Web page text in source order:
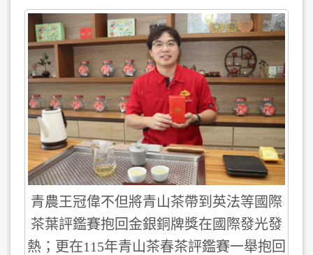
青農王冠偉不但將青山茶帶到英法等國際
茶葉評鑑賽抱回金銀銅牌獎在國際發光發
熱；更在115年青山茶春茶評鑑賽一舉抱回